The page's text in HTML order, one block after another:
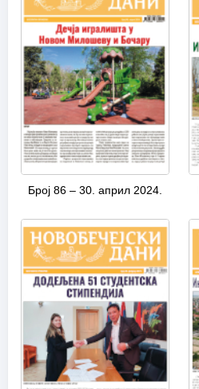
Број 86 – 30. април 2024.